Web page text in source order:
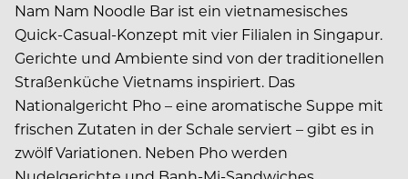
Nam Nam Noodle Bar ist ein vietnamesisches
Quick-Casual-Konzept mit vier Filialen in Singapur.
Gerichte und Ambiente sind von der traditionellen
Straßenküche Vietnams inspiriert. Das
Nationalgericht Pho – eine aromatische Suppe mit
frischen Zutaten in der Schale serviert – gibt es in
zwölf Variationen. Neben Pho werden